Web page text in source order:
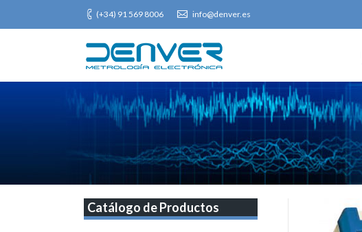
(+34) 91 569 8006 info@denver.es
Catálogo de Productos